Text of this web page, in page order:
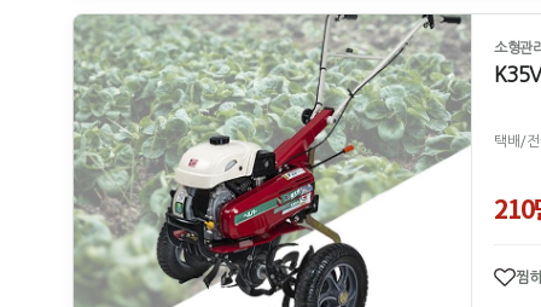
소형관
택배/전
210
찜